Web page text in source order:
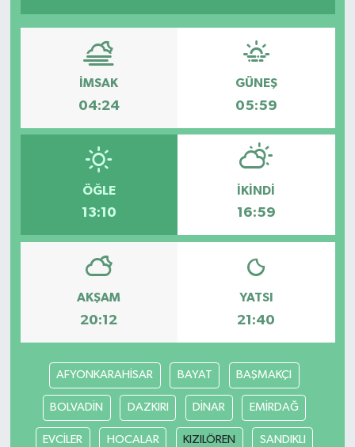
İMSAK
04:24
GÜNEŞ
05:59
ÖĞLE
13:10
İKINDI
16:59
AKŞAM
20:12
YATSI
21:40
AFYONKARAHİSAR BAYAT BAŞMAKÇI
BOLVADİN DAZKIRI DİNAR EMİRDAĞ
EVCİLER HOCALAR KIZILÖREN SANDIKLI